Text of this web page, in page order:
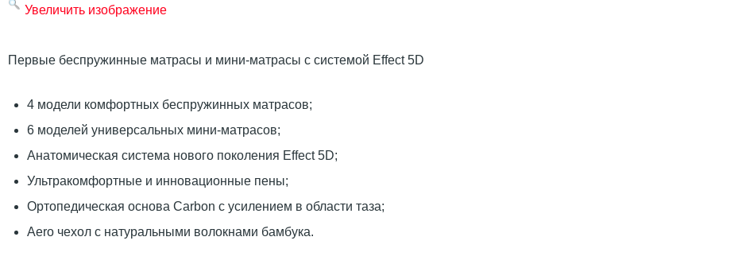
Увеличить изображение
Первые беспружинные матрасы и мини-матрасы с системой Effect 5D
4 модели комфортных беспружинных матрасов;
6 моделей универсальных мини-матрасов;
Анатомическая система нового поколения Effect 5D;
Ультракомфортные и инновационные пены;
Ортопедическая основа Carbon с усилением в области таза;
Aero чехол с натуральными волокнами бамбука.